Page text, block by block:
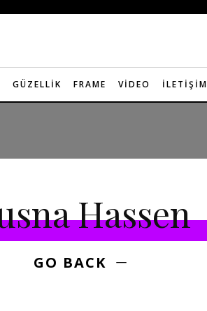
GÜZELLIK FRAME VIDEO İLETIŞIM
Hassen
GO BACK